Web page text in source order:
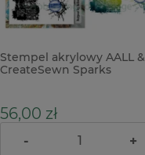
Stempel akrylowy AALL &
CreateSewn Sparks
56,00 zł
- +